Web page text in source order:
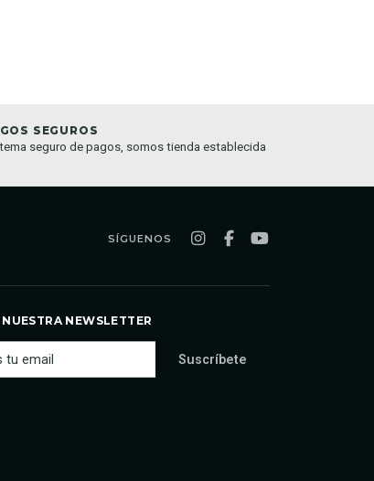
SEGUROS
seguro de pagos, somos tienda establecida
SÍGUENOS
NEWSLETTER